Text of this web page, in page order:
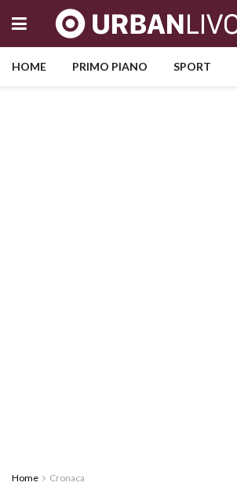
HOME PRIMO PIANO SPORT
Home Cronaca